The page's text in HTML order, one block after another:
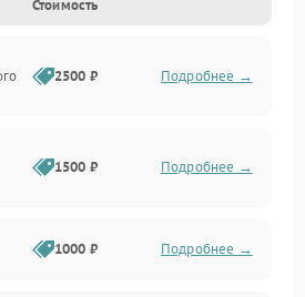
Стоимость
2500 ₽ Подробнее →
1500 ₽ Подробнее →
1000 ₽ Подробнее →